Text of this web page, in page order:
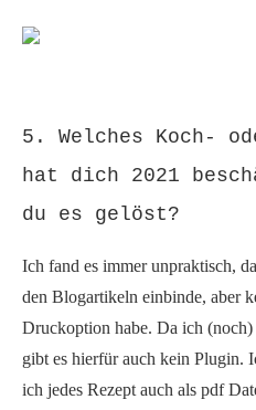
5. Welches Koch-
hat dich 2021
du es gelöst?
Ich fand es immer unpraktisch,
den Blogartikeln einbinde, aber
Druckoption habe. Da ich
gibt es hierfür auch kein Plugin.
ich jedes Rezept auch als pdf